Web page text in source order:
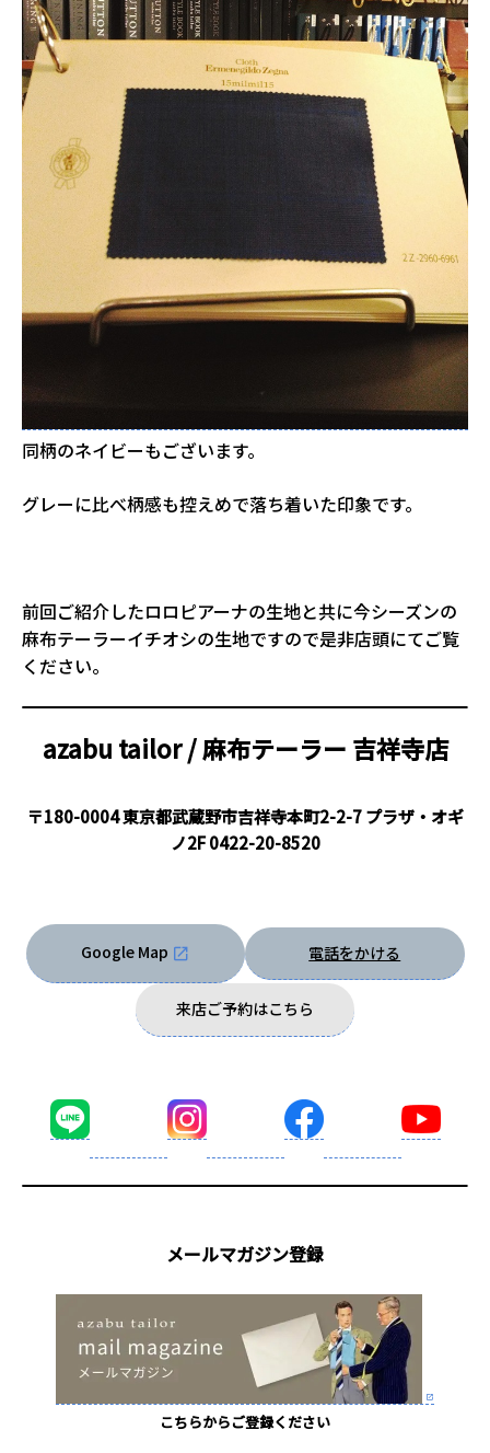
同柄のネイビーもございます。
グレーに比べ柄感も控えめで落ち着いた印象です。
前回ご紹介したロロピアーナの生地と共に今シーズンの
麻布テーラーイチオシの生地ですので是非店頭にてご覧
ください。
azabu tailor / 麻布テーラー 吉祥寺店
〒180-0004 東京都武蔵野市吉祥寺本町2-2-7 プラザ・オギ
ノ2F 0422-20-8520
Google Map 電話をかける
来店ご予約はこちら
メールマガジン登録
こちらからご登録ください